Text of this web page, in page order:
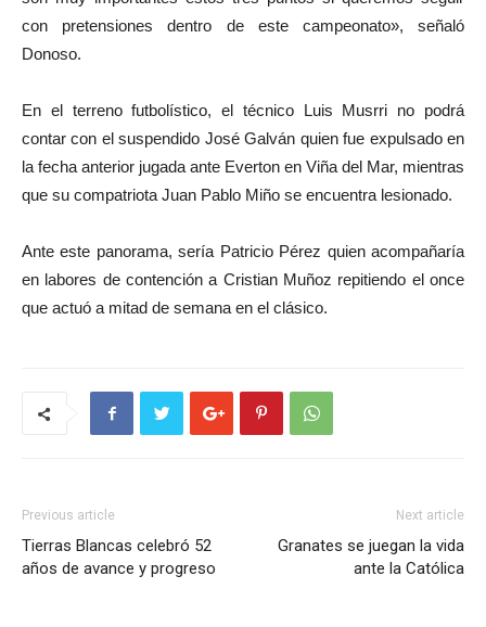
con pretensiones dentro de este campeonato», señaló
Donoso.
En el terreno futbolístico, el técnico Luis Musrri no podrá
contar con el suspendido José Galván quien fue expulsado en
la fecha anterior jugada ante Everton en Viña del Mar, mientras
que su compatriota Juan Pablo Miño se encuentra lesionado.
Ante este panorama, sería Patricio Pérez quien acompañaría
en labores de contención a Cristian Muñoz repitiendo el once
que actuó a mitad de semana en el clásico.
Previous article
Tierras Blancas celebró 52
años de avance y progreso
Next article
Granates se juegan la vida
ante la Católica